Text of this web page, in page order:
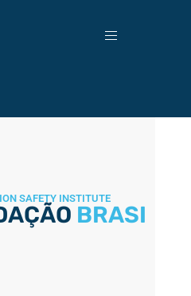
SAFETY INSTITUTE
BRASI